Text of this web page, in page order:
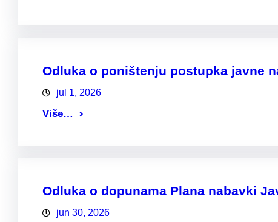
Odluka o poništenju postupka javne
jul 1, 2026
Više…
Odluka o dopunama Plana nabavki
jun 30, 2026